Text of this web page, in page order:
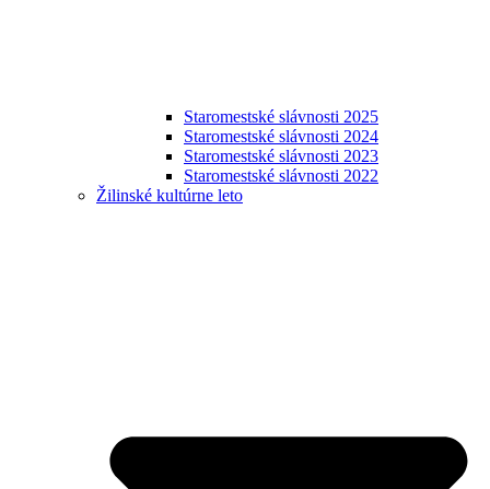
Staromestské slávnosti 2025
Staromestské slávnosti 2024
Staromestské slávnosti 2023
Staromestské slávnosti 2022
Žilinské kultúrne leto